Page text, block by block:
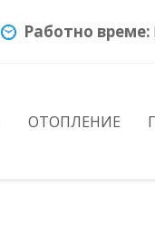
Работно време:
ОТОПЛЕНИЕ